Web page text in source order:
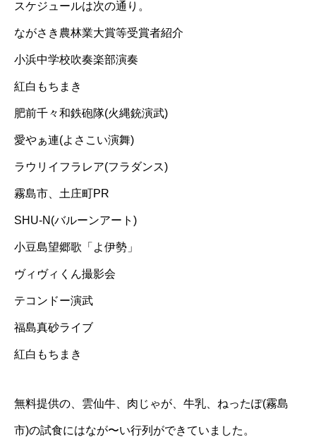
スケジュールは次の通り。
ながさき農林業大賞等受賞者紹介
小浜中学校吹奏楽部演奏
紅白もちまき
肥前千々和鉄砲隊(火縄銃演武)
愛やぁ連(よさこい演舞)
ラウリイフラレア(フラダンス)
霧島市、土庄町PR
SHU-N(バルーンアート)
小豆島望郷歌「よ伊勢」
ヴィヴィくん撮影会
テコンドー演武
福島真砂ライブ
紅白もちまき
無料提供の、雲仙牛、肉じゃが、牛乳、ねったぽ(霧島
市)の試食にはなが〜い行列ができていました。